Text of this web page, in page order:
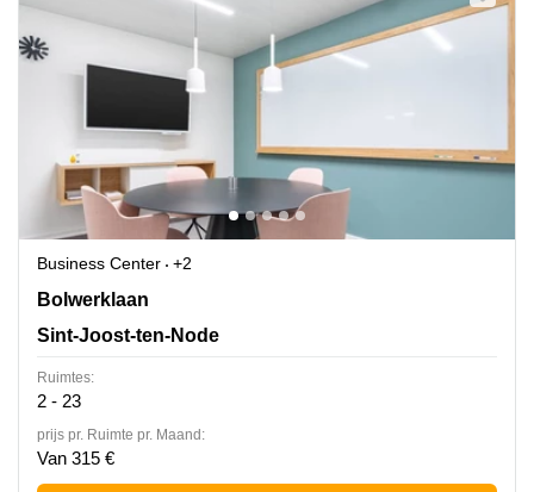
Business Center
+2
Bolwerklaan 21,5e verdieping,box 5, Sint-Joost-ten-
Bolwerklaan
Sint-Joost-ten-Node
Ruimtes:
2 - 23
prijs pr. Ruimte pr. Maand:
Van 315 €